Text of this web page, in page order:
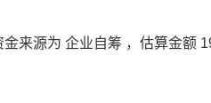
金来源为 企业自筹 ，估算金额